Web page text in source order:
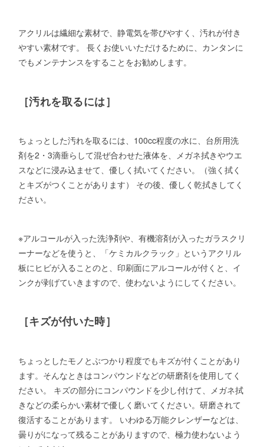
アクリルは繊細な素材で、静電気を帯びやすく、汚れが付き
やすい素材です。 長くお使いいただけるために、カンタンに
でもメンテナンスをすることをお勧めします。
［汚れを取るには］
ちょっとした汚れを取るには、100cc程度の水に、台所用洗
剤を2・3滴垂らして混ぜ合わせた液体を、メガネ拭きやウエ
スなどに浸み込ませて、優しく拭いてください。（強く拭く
とキズがつくことがあります） その後、優しく乾拭きしてく
ださい。
※アルコールが入った洗浄剤や、有機溶剤が入ったガラスクリ
ーナーなどを使うと、「ケミカルクラック」というアクリル
板にヒビが入ることのと、印刷面にアルコールが付くと、イ
ンクが剥げていきますので、使わないようにしてください。
［キズが付いた時］
ちょっとしたモノとぶつかり程度でもキズが付くことがあり
ます。そんなときはコンパウンドなどの研磨剤を使用してく
ださい。 キズの部分にコンパウンドを少し付けて、メガネ拭
きなどの柔らかい素材で優しく磨いてください。研磨されて
復活することがあります。 いわゆる万能クレンザーなどは、
曇りがになって残ることがありますので、極力使わないよう